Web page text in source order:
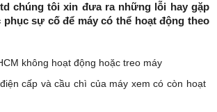
chúng tôi xin đưa ra những lỗi hay gặp
phục sự cố để máy có thể hoạt động theo
không hoạt động hoặc treo máy
cấp và cầu chì của máy xem có còn hoạt